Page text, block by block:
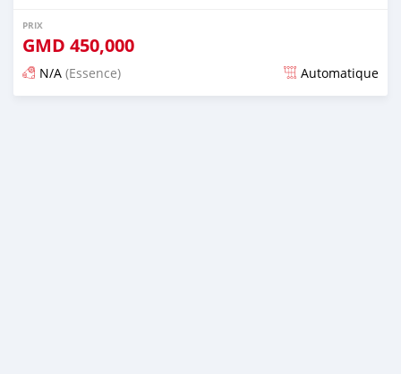
PRIX
GMD 450,000
N/A (Essence) Automatique